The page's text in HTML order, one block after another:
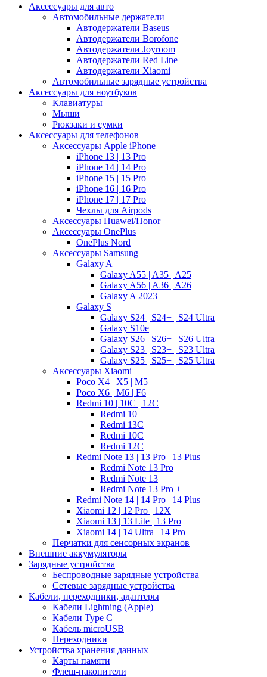
Аксессуары для авто
Автомобильные держатели
Автодержатели Baseus
Автодержатели Borofone
Автодержатели Joyroom
Автодержатели Red Line
Автодержатели Xiaomi
Автомобильные зарядные устройства
Аксессуары для ноутбуков
Клавиатуры
Мыши
Рюкзаки и сумки
Аксессуары для телефонов
Аксессуары Apple iPhone
iPhone 13 | 13 Pro
iPhone 14 | 14 Pro
iPhone 15 | 15 Pro
iPhone 16 | 16 Pro
iPhone 17 | 17 Pro
Чехлы для Airpods
Аксессуары Huawei/Honor
Аксессуары OnePlus
OnePlus Nord
Аксессуары Samsung
Galaxy A
Galaxy A55 | A35 | A25
Galaxy A56 | A36 | A26
Galaxy A 2023
Galaxy S
Galaxy S24 | S24+ | S24 Ultra
Galaxy S10e
Galaxy S26 | S26+ | S26 Ultra
Galaxy S23 | S23+ | S23 Ultra
Galaxy S25 | S25+ | S25 Ultra
Аксессуары Xiaomi
Poco X4 | X5 | M5
Poco X6 | M6 | F6
Redmi 10 | 10C | 12C
Redmi 10
Redmi 13C
Redmi 10C
Redmi 12C
Redmi Note 13 | 13 Pro | 13 Plus
Redmi Note 13 Pro
Redmi Note 13
Redmi Note 13 Pro +
Redmi Note 14 | 14 Pro | 14 Plus
Xiaomi 12 | 12 Pro | 12X
Xiaomi 13 | 13 Lite | 13 Pro
Xiaomi 14 | 14 Ultra | 14 Pro
Перчатки для сенсорных экранов
Внешние аккумуляторы
Зарядные устройства
Беспроводные зарядные устройства
Сетевые зарядные устройства
Кабели, переходники, адаптеры
Кабели Lightning (Apple)
Кабели Type C
Кабель microUSB
Переходники
Устройства хранения данных
Карты памяти
Флеш-накопители